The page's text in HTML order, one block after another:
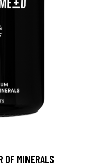
OF MINERALS